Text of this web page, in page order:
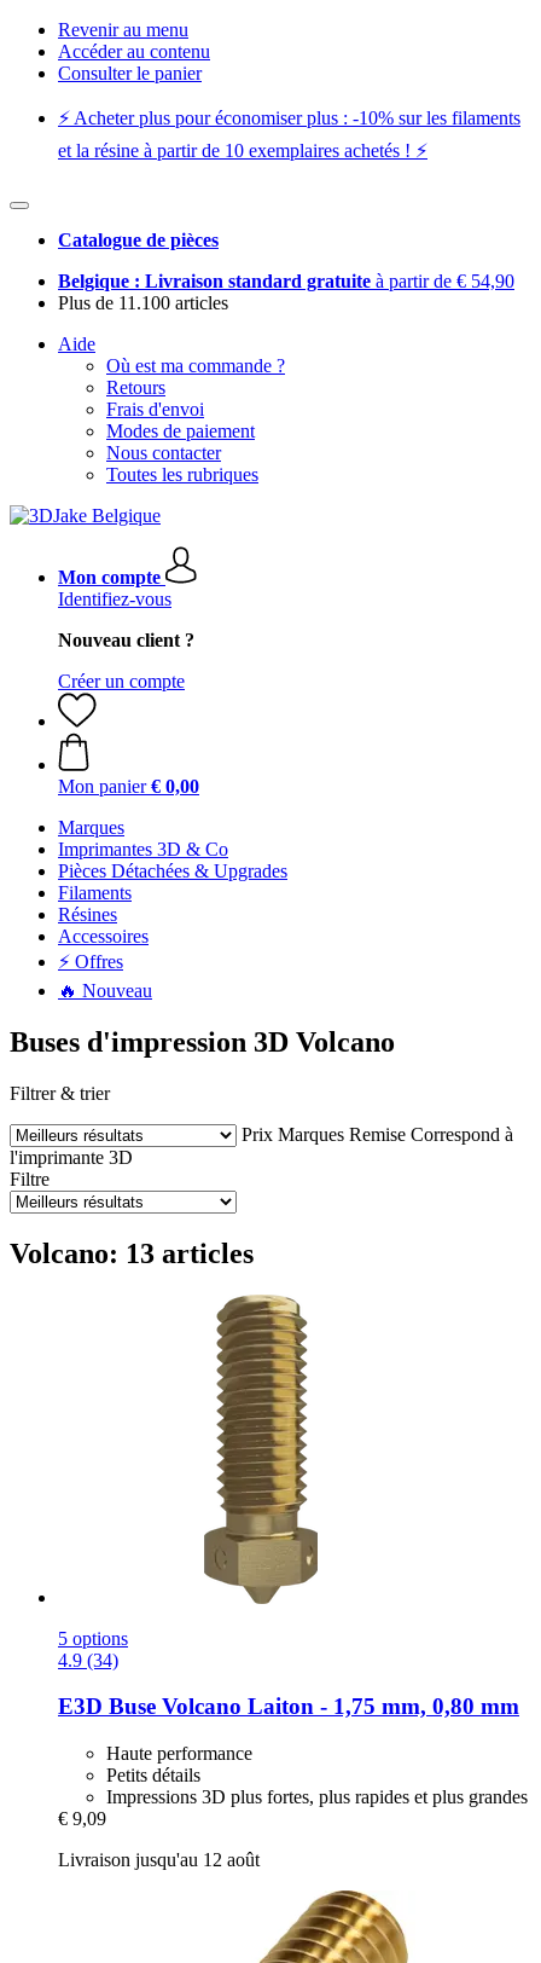
Revenir au menu
Accéder au contenu
Consulter le panier
⚡️ Acheter plus pour économiser plus : -10% sur les filaments
et la résine à partir de 10 exemplaires achetés ! ⚡️
Catalogue de pièces
Belgique : Livraison standard gratuite à partir de € 54,90
Plus de 11.100 articles
Aide
Où est ma commande ?
Retours
Frais d'envoi
Modes de paiement
Nous contacter
Toutes les rubriques
Mon compte
Identifiez-vous
Nouveau client ?
Créer un compte
Mon panier € 0,00
Marques
Imprimantes 3D & Co
Pièces Détachées & Upgrades
Filaments
Résines
Accessoires
⚡ Offres
🔥 Nouveau
Buses d'impression 3D Volcano
Filtrer & trier
Prix Marques Remise Correspond à
l'imprimante 3D
Filtre
Volcano: 13 articles
5 options
4.9 (34)
E3D Buse Volcano Laiton -​ 1,75 mm, 0,80 mm
Haute performance
Petits détails
Impressions 3D plus fortes, plus rapides et plus grandes
€ 9,09
Livraison jusqu'au 12 août